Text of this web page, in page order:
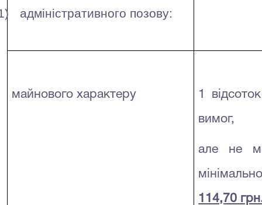
адміністративного позову:
майнового характеру 1
вимог,
але не
114,70